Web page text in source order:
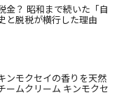
金？ 昭和まで続いた「自
と脱税が横行した理由
ンモクセイの香りを天然
ームクリーム キンモクセ